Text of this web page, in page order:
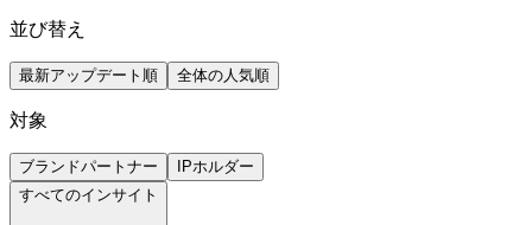
並び替え
最新アップデート順 全体の人気順
対象
ブランドパートナー
IPホルダー
すべてのインサイト